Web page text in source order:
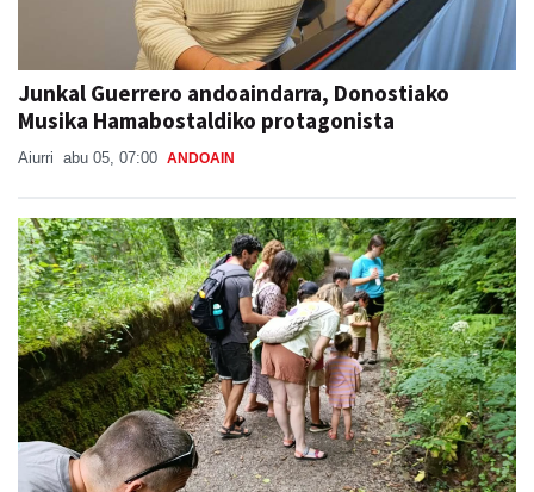
Junkal Guerrero andoaindarra, Donostiako
Musika Hamabostaldiko protagonista
Aiurri abu 05, 07:00 ANDOAIN